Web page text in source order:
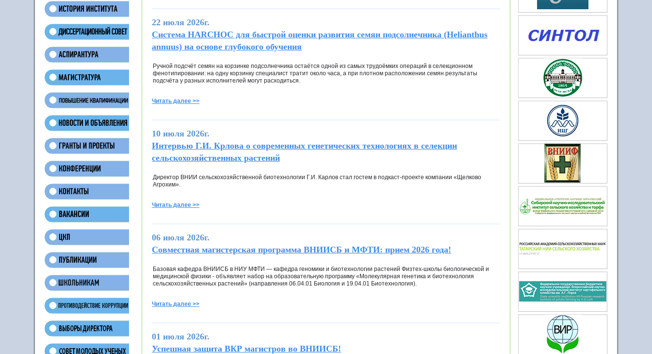
22 июля 2026г.
Система HARCHOC для быстрой оценки развития семян подсолнечника (Helianthus
annuus) на основе глубокого обучения
Ручной подсчёт семян на корзинке подсолнечника остаётся одной из самых трудоёмких операций в селекционном
фенотипировании: на одну корзинку специалист тратит около часа, а при плотном расположении семян результаты
подсчёта у разных исполнителей могут расходиться.
Читать далее >>
10 июля 2026г.
Интервью Г.И. Крлова о современных генетических технологиях в селекции
сельскохозяйственных растений
Директор ВНИИ сельскохозяйственной биотехнологии Г.И. Карлов стал гостем в подкаст-проекте компании «Щелково
Агрохим».
Читать далее >>
06 июля 2026г.
Совместная магистерская программа ВНИИСБ и МФТИ: прием 2026 года!
Базовая кафедра ВНИИСБ в НИУ МФТИ — кафедра геномики и биотехнологии растений Физтех-школы биологической и
медицинской физики - объявляет набор на образовательную программу «Молекулярная генетика и биотехнология
сельскохозяйственных растений» (направления 06.04.01 Биология и 19.04.01 Биотехнология).
Читать далее >>
01 июля 2026г.
Успешная защита ВКР магистров во ВНИИСБ!